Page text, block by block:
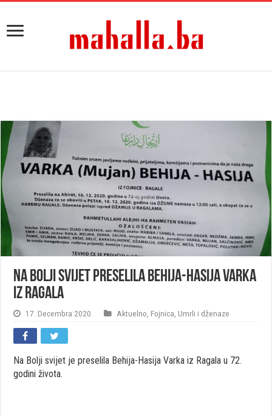
Na Bolji svijet preselila Behija-Hasija Varka
iz Ragala
17. Decembra 2020. Aktuelno Fojnica Umrli i dženaze
Na Bolji svijet je preselila Behija-Hasija Varka iz Ragala u 72.
godini života.